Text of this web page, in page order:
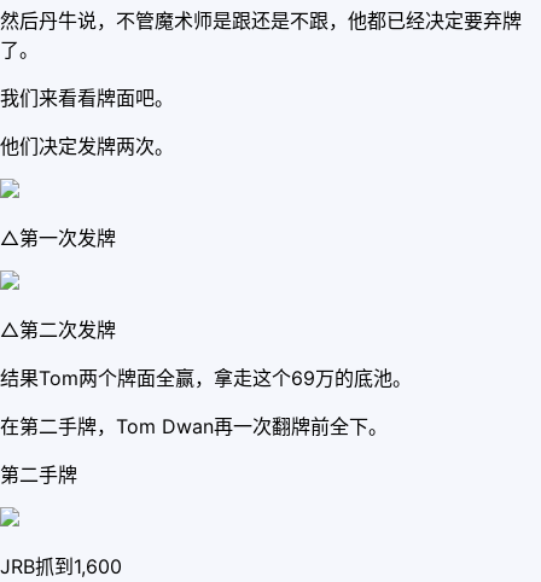
然后丹牛说，不管魔术师是跟还是不跟，他都已经决定要弃牌
了。
我们来看看牌面吧。
他们决定发牌两次。
△第一次发牌
△第二次发牌
结果Tom两个牌面全赢，拿走这个69万的底池。
在第二手牌，Tom Dwan再一次翻牌前全下。
第二手牌
JRB抓到1,600